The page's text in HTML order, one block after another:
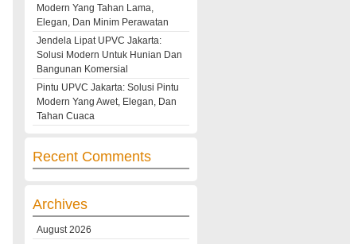
Modern Yang Tahan Lama,
Elegan, Dan Minim Perawatan
Jendela Lipat UPVC Jakarta:
Solusi Modern Untuk Hunian Dan
Bangunan Komersial
Pintu UPVC Jakarta: Solusi Pintu
Modern Yang Awet, Elegan, Dan
Tahan Cuaca
Recent Comments
Archives
August 2026